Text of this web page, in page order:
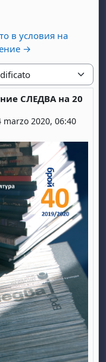
в условия на
→
СЛЕДВА на 20
2020, 06:40